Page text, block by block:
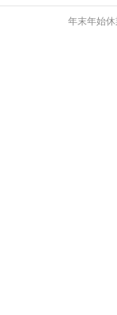
年末年始